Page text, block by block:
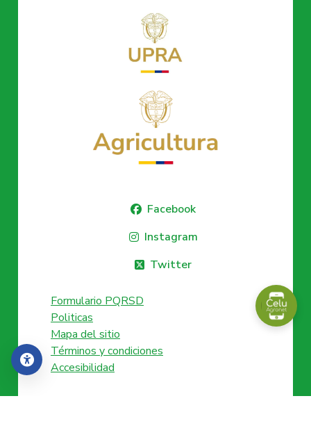
Accesibilidad
Facebook
Instagram
Twitter
Formulario PQRSD
Politicas
Mapa del sitio
Términos y condiciones
Accesibilidad